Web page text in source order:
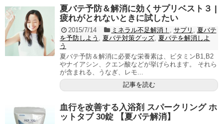
夏バテ予防＆解消に効くサプリベスト３ |
疲れがとれないときに試したい
2015/7/14 ミネラル不足解消！ サプリ
夏バテ
を予防しよう
夏バテ対策グッズ 夏バテを解消しよ
う
夏バテ予防＆解消に必要な栄養素は、ビタミンB1,B2
やナイアシン、クエン酸などが挙げられます。 それら
が含まれる、うなぎ、レモ...
記事を読む
血行を改善する入浴剤 スパークリング ホ
ットタブ 30錠 【夏バテ解消】